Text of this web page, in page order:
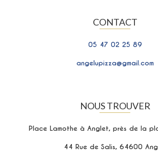
CONTACT
05 47 02 25 89
angelupizza@gmail.com
NOUS TROUVER
Place Lamothe à Anglet, près de la
44 Rue de Salis, 64600